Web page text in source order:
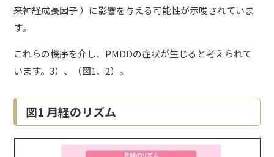
来神経成長因子 ）に影響を与える可能性が示唆されていま
す。
これらの機序を介し、PMDDの症状が生じると考えられて
います。3）、（図1、2）。
図1 月経のリズム